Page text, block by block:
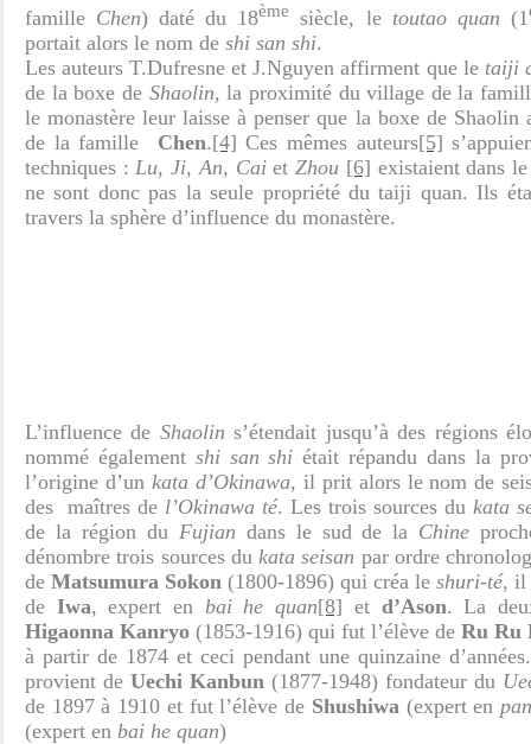
famille Chen) daté du 18ème siècle, le toutao quan (1
portait alors le nom de shi san shi.
Les auteurs T.Dufresne et J.Nguyen affirment que le taiji
de la boxe de Shaolin, la proximité du village de la
le monastère leur laisse à penser que la boxe de
de la famille Chen.[4] Ces mêmes auteurs[5]
techniques :Lu, Ji, An, CaietZhou [6] existaient dans
ne sont donc pas la seule propriété du taiji quan. Ils
travers la sphère d’influence du monastère.
L’influence de Shaolin s’étendait jusqu’à des régions
nommé également shi san shi était répandu dans la
l’origine d’un kata d’Okinawa, il prit alors le nom de
des maîtres de l’Okinawa té. Les trois sources du kata
de la région du Fujian dans le sud de la Chine
dénombre trois sources du kata seisan par ordre
de Matsumura Sokon (1800-1896) qui créa le shuri-té, il
de Iwa, expert en bai he quan[8] et d’Ason. La
Higaonna Kanryo (1853-1916) qui fut l’élève de Ru Ru
à partir de 1874 et ceci pendant une quinzaine
provient de Uechi Kanbun (1877-1948) fondateur du
de 1897 à 1910 et fut l’élève de Shushiwa (expert en
(expert en bai he quan)